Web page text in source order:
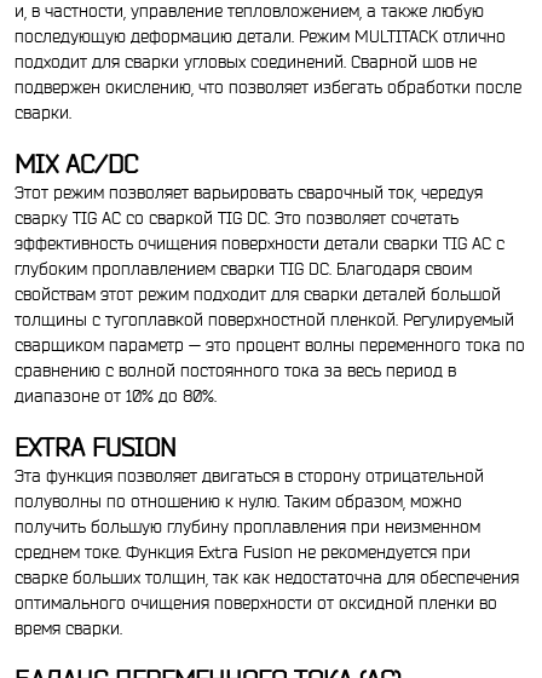
и, в частности, управление тепловложением, а также любую
последующую деформацию детали. Режим MULTITACK отлично
подходит для сварки угловых соединений. Сварной шов не
подвержен окислению, что позволяет избегать обработки после
сварки.
MIX AC/DC
Этот режим позволяет варьировать сварочный ток, чередуя
сварку TIG АС со сваркой TIG DC. Это позволяет сочетать
эффективность очищения поверхности детали сварки TIG АС с
глубоким проплавлением сварки TIG DC. Благодаря своим
свойствам этот режим подходит для сварки деталей большой
толщины с тугоплавкой поверхностной пленкой. Регулируемый
сварщиком параметр — это процент волны переменного тока по
сравнению с волной постоянного тока за весь период в
диапазоне от 10% до 80%.
EXTRA FUSION
Эта функция позволяет двигаться в сторону отрицательной
полуволны по отношению к нулю. Таким образом, можно
получить большую глубину проплавления при неизменном
среднем токе. Функция Extra Fusion не рекомендуется при
сварке больших толщин, так как недостаточна для обеспечения
оптимального очищения поверхности от оксидной пленки во
время сварки.